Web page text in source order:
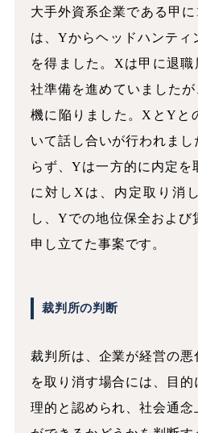
大手外資系企業である甲
は、Yからヘッドハンティ
を得ました。Xは甲に退
社準備を進めていました
機に陥りました。XとYと
いて話し合いが行われま
らず、Yは一方的に内定を
に対しXは、内定取り消
し、Yでの地位保全および
申し立てた事案です。
裁判所の判断
裁判所は、企業が経営の
を取り消す場合には、目
理的と認められ、社会通念